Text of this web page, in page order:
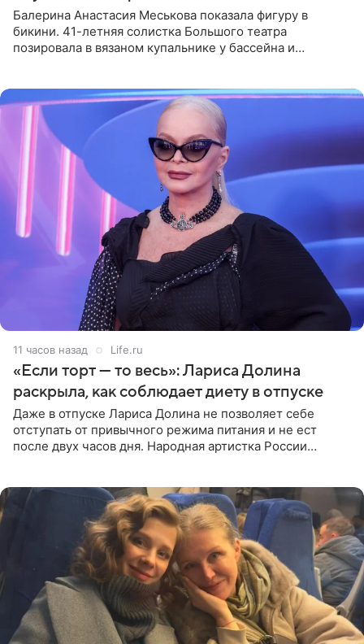
Балерина Анастасия Меськова показала фигуру в
бикини. 41-летняя солистка Большого театра
позировала в вязаном купальнике у бассейна и
11 часов назад Life.ru
«Если торт — то весь»: Лариса Долина
раскрыла, как соблюдает диету в отпуске
Даже в отпуске Лариса Долина не позволяет себе
отступать от привычного режима питания и не ест
после двух часов дня. Народная артистка России